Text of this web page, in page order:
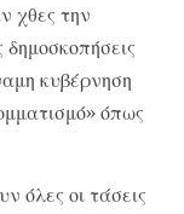
χθες την
κυβέρνηση
όπως
όλες οι τάσεις